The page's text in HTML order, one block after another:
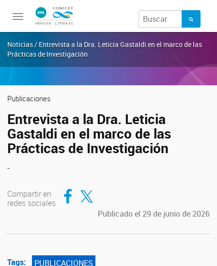
Toggle
Noticias / Entrevista a la Dra. Leticia Gastaldi en el marco de las
Prácticas de Investigación
Publicaciones
Entrevista a la Dra. Leticia
Gastaldi en el marco de las
Prácticas de Investigación
-
Compartir en
redes sociales
Compartir en Facebook
Compartir en Twitter
Publicado el 29 de junio de 2026
Tags: PUBLICACIONES